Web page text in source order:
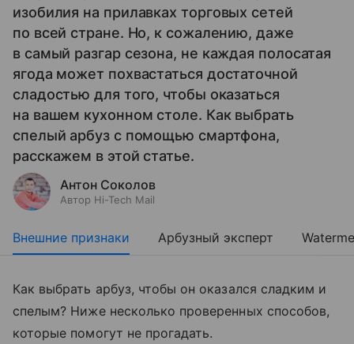
изобилия на прилавках торговых сетей
по всей стране. Но, к сожалению, даже
в самый разгар сезона, не каждая полосатая
ягода может похвастаться достаточной
сладостью для того, чтобы оказаться
на вашем кухонном столе. Как выбрать
спелый арбуз с помощью смартфона,
расскажем в этой статье.
Антон Соколов
Автор Hi-Tech Mail
Внешние признаки Арбузный эксперт
Как выбрать арбуз, чтобы он оказался сладким и
спелым? Ниже несколько проверенных способов,
которые помогут не прогадать.